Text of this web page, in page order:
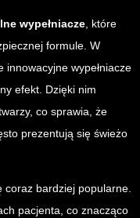
wypełniacze, które
formule. W
wypełniacze
efekt. Dzięki nim
co sprawia, że
prezentują się świeżo
coraz bardziej popularne.
pacjenta, co znacząco